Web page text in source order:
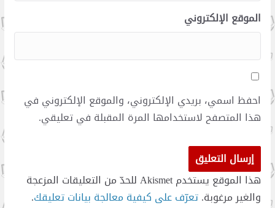
الموقع الإلكتروني
احفظ اسمي، بريدي الإلكتروني، والموقع الإلكتروني في
هذا المتصفح لاستخدامها المرة المقبلة في تعليقي.
هذا الموقع يستخدم Akismet للحدّ من التعليقات المزعجة
والغير مرغوبة.تعرّف على كيفية معالجة بيانات تعليقك.